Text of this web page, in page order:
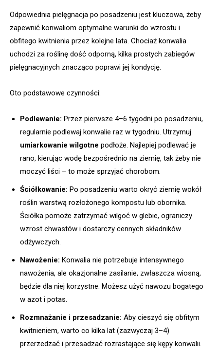
Odpowiednia pielęgnacja po posadzeniu jest kluczowa, żeby
zapewnić konwaliom optymalne warunki do wzrostu i
obfitego kwitnienia przez kolejne lata. Chociaż konwalia
uchodzi za roślinę dość odporną, kilka prostych zabiegów
pielęgnacyjnych znacząco poprawi jej kondycję.
Oto podstawowe czynności:
Podlewanie: Przez pierwsze 4–6 tygodni po posadzeniu,
regularnie podlewaj konwalie raz w tygodniu. Utrzymuj
umiarkowanie wilgotne podłoże. Najlepiej podlewać je
rano, kierując wodę bezpośrednio na ziemię, tak żeby nie
moczyć liści – to może sprzyjać chorobom.
Ściółkowanie: Po posadzeniu warto okryć ziemię wokół
roślin warstwą rozłożonego kompostu lub obornika.
Ściółka pomoże zatrzymać wilgoć w glebie, ograniczy
wzrost chwastów i dostarczy cennych składników
odżywczych.
Nawożenie: Konwalia nie potrzebuje intensywnego
nawożenia, ale okazjonalne zasilanie, zwłaszcza wiosną,
będzie dla niej korzystne. Możesz użyć nawozu bogatego
w azot i potas.
Rozmnażanie i przesadzanie: Aby cieszyć się obfitym
kwitnieniem, warto co kilka lat (zazwyczaj 3–4)
przerzedzać i przesadzać rozrastające się kępy konwalii.